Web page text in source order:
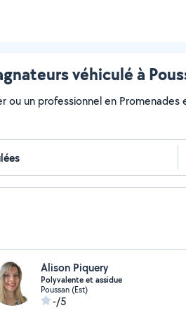
véhiculé à
ou un professionnel en
Alison Piquery
Polyvalente et assidue
Poussan (Est)
-/5